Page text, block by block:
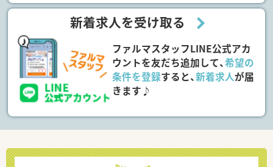
新着求人を受け取る
ファルマスタッフLINE公式アカ
ウントを友だち追加して、希望の
条件を登録すると、新着求人が届
きます♪